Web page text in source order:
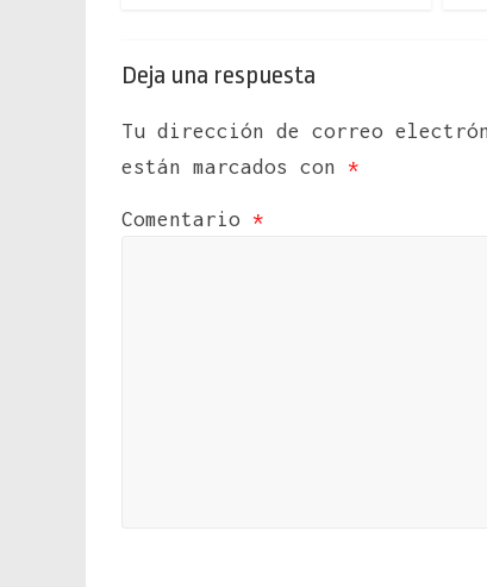
Deja una respuesta
Tu dirección de correo
están marcados con *
Comentario *